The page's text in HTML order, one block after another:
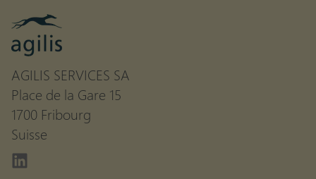
AGILIS SERVICES SA
Place de la Gare 15
1700 Fribourg
Suisse
Linkedin